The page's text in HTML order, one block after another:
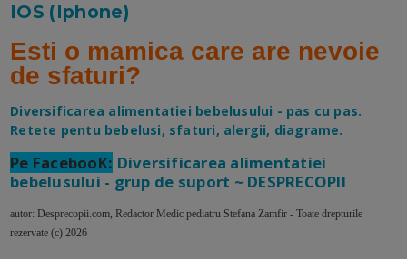
IOS (Iphone)
Esti o mamica care are nevoie
de sfaturi?
Diversificarea alimentatiei bebelusului - pas cu pas.
Retete pentu bebelusi, sfaturi, alergii, diagrame.
Pe FacebooK: Diversificarea alimentatiei
bebelusului - grup de suport ~ DESPRECOPII
autor: Desprecopii.com, Redactor Medic pediatru Stefana Zamfir - Toate drepturile
rezervate (c) 2026